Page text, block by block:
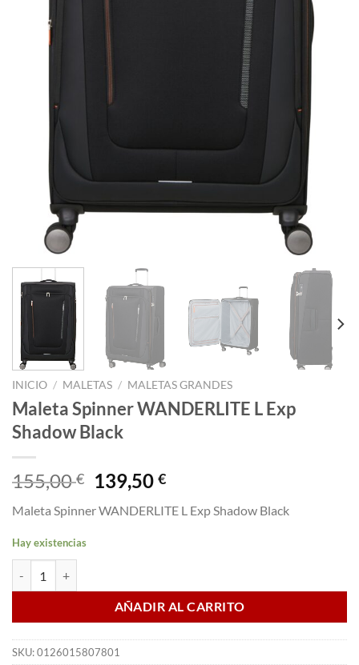
INICIO / MALETAS / MALETAS GRANDES
Maleta Spinner WANDERLITE L Exp
Shadow Black
155,00€
El
precio
original
139,50€El
actual
Maleta Spinner WANDERLITE L Exp Shadow Black
Hay existencias
AÑADIR AL CARRITO
SKU:0126015807801